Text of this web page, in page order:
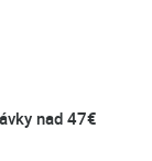
nad 47€